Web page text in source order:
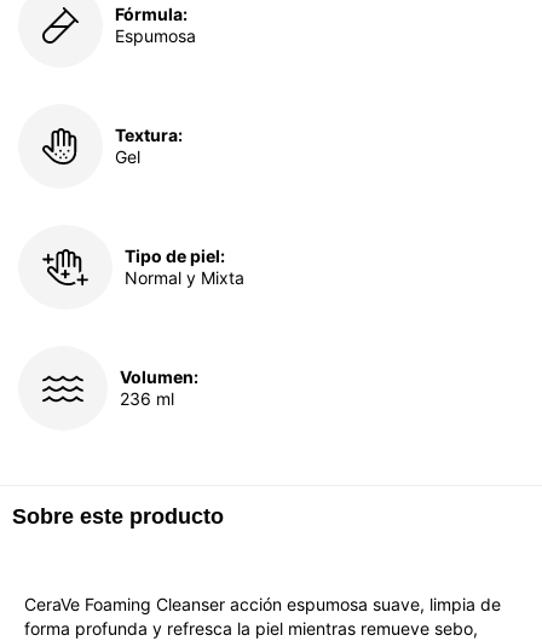
Fórmula:
Espumosa
Textura:
Gel
Tipo de piel:
Normal y Mixta
Volumen:
236 ml
Sobre este producto
CeraVe Foaming Cleanser acción espumosa suave, limpia de
forma profunda y refresca la piel mientras remueve sebo,